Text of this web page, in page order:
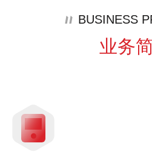
BUSINESS
业务